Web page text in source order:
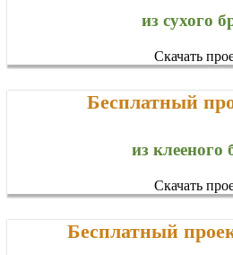
из сухого
Скачать
Бесплатный
из клееного
Скачать
Бесплатный